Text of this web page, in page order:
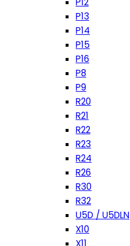
P13
P14
P15
P16
P8
P9
R20
R21
R22
R23
R24
R26
R30
R32
U5D / U5DLN
X10